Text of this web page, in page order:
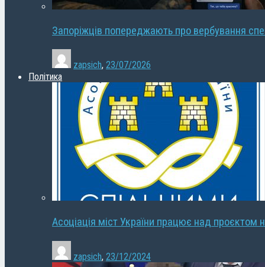
Запоріжців попереджають про вербування
zapsich, 23/07/2026
Політика
Асоціація міст України працює над проєктом
zapsich, 23/12/2024